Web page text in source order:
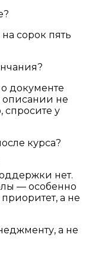
сорок пять
документе
описании не
спросите у
курса?
нет.
— особенно
а не
а не